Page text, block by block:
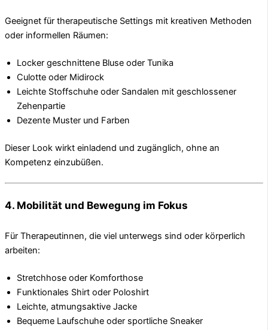
Geeignet für therapeutische Settings mit kreativen Methoden
oder informellen Räumen:
Locker geschnittene Bluse oder Tunika
Culotte oder Midirock
Leichte Stoffschuhe oder Sandalen mit geschlossener
Zehenpartie
Dezente Muster und Farben
Dieser Look wirkt einladend und zugänglich, ohne an
Kompetenz einzubüßen.
4. Mobilität und Bewegung im Fokus
Für Therapeutinnen, die viel unterwegs sind oder körperlich
arbeiten:
Stretchhose oder Komforthose
Funktionales Shirt oder Poloshirt
Leichte, atmungsaktive Jacke
Bequeme Laufschuhe oder sportliche Sneaker